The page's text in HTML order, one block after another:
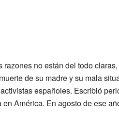
no están del todo
de su madre y su mala
españoles. Escribió
América. En agosto de ese